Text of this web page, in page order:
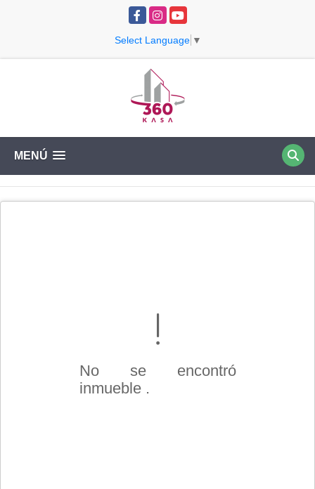
Facebook
InstagramYouTube
Select Language ▼
MENÚ
No se encontró
inmueble .